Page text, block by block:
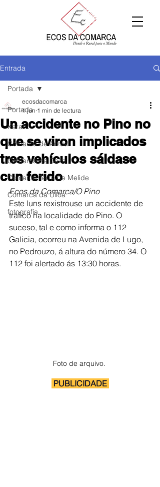
Entrada
Portada
Xeral
Comarca de Arzúa
Comarca de Deza
Comarca Terra de Melide
Comarca da Ulloa
fotografía
Portada
Un accidente no Pino no
que se viron implicados
tres vehículos sáldase
cun ferido
ecosdacomarca
1 jun 1 min de lectura
Ecos da Comarca/O Pino
Este luns rexistrouse un accidente de
tráfico na localidade do Pino. O
suceso, tal e como informa o 112
Galicia, ocorreu na Avenida de Lugo,
no Pedrouzo, á altura do número 34. O
112 foi alertado ás 13:30 horas.
Foto de arquivo.
PUBLICIDADE